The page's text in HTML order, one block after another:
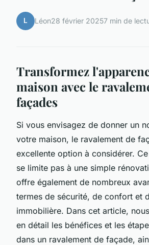
L Léon28 février 20257 min de
Transformez
maison avec le
façades
Si vous envisagez de donner un
votre maison, le ravalement de
excellente option à considérer.
se limite pas à une simple
offre également de nombreux
termes de sécurité, de confort et
immobilière. Dans cet article,
en détail les bénéfices et les
dans un ravalement de façade,